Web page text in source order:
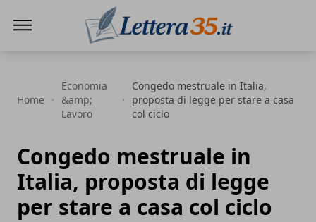
Home
Economia
&amp;
Lavoro
Congedo mestruale in Italia,
proposta di legge per stare a casa
col ciclo
Congedo mestruale in
Italia, proposta di legge
per stare a casa col ciclo